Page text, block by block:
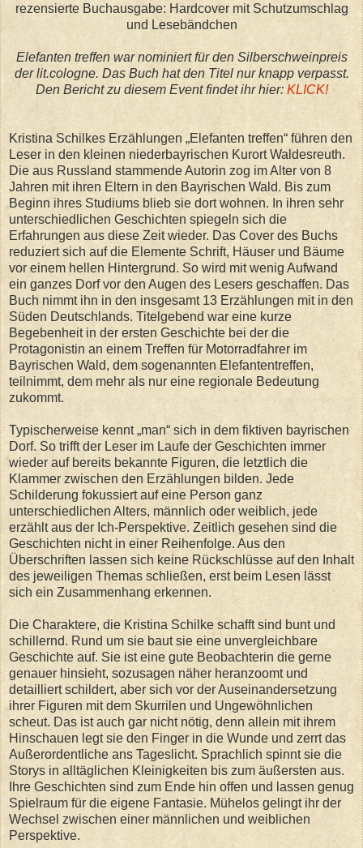
rezensierte Buchausgabe: Hardcover mit Schutzumschlag
und Lesebändchen
Elefanten treffen war nominiert für den Silberschweinpreis
der lit.cologne. Das Buch hat den Titel nur knapp verpasst.
Den Bericht zu diesem Event findet ihr hier: KLICK!
Kristina Schilkes Erzählungen „Elefanten treffen“ führen den
Leser in den kleinen niederbayrischen Kurort Waldesreuth.
Die aus Russland stammende Autorin zog im Alter von 8
Jahren mit ihren Eltern in den Bayrischen Wald. Bis zum
Beginn ihres Studiums blieb sie dort wohnen. In ihren sehr
unterschiedlichen Geschichten spiegeln sich die
Erfahrungen aus diese Zeit wieder. Das Cover des Buchs
reduziert sich auf die Elemente Schrift, Häuser und Bäume
vor einem hellen Hintergrund. So wird mit wenig Aufwand
ein ganzes Dorf vor den Augen des Lesers geschaffen. Das
Buch nimmt ihn in den insgesamt 13 Erzählungen mit in den
Süden Deutschlands. Titelgebend war eine kurze
Begebenheit in der ersten Geschichte bei der die
Protagonistin an einem Treffen für Motorradfahrer im
Bayrischen Wald, dem sogenannten Elefantentreffen,
teilnimmt, dem mehr als nur eine regionale Bedeutung
zukommt.
Typischerweise kennt „man“ sich in dem fiktiven bayrischen
Dorf. So trifft der Leser im Laufe der Geschichten immer
wieder auf bereits bekannte Figuren, die letztlich die
Klammer zwischen den Erzählungen bilden. Jede
Schilderung fokussiert auf eine Person ganz
unterschiedlichen Alters, männlich oder weiblich, jede
erzählt aus der Ich-Perspektive. Zeitlich gesehen sind die
Geschichten nicht in einer Reihenfolge. Aus den
Überschriften lassen sich keine Rückschlüsse auf den Inhalt
des jeweiligen Themas schließen, erst beim Lesen lässt
sich ein Zusammenhang erkennen.
Die Charaktere, die Kristina Schilke schafft sind bunt und
schillernd. Rund um sie baut sie eine unvergleichbare
Geschichte auf. Sie ist eine gute Beobachterin die gerne
genauer hinsieht, sozusagen näher heranzoomt und
detailliert schildert, aber sich vor der Auseinandersetzung
ihrer Figuren mit dem Skurrilen und Ungewöhnlichen
scheut. Das ist auch gar nicht nötig, denn allein mit ihrem
Hinschauen legt sie den Finger in die Wunde und zerrt das
Außerordentliche ans Tageslicht. Sprachlich spinnt sie die
Storys in alltäglichen Kleinigkeiten bis zum äußersten aus.
Ihre Geschichten sind zum Ende hin offen und lassen genug
Spielraum für die eigene Fantasie. Mühelos gelingt ihr der
Wechsel zwischen einer männlichen und weiblichen
Perspektive.